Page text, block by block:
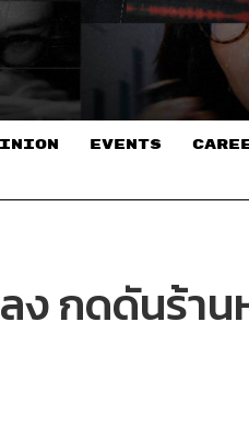
EVENTS
ง กดดันร้า